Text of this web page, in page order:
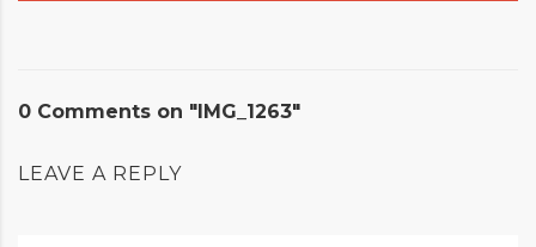
0 Comments on "IMG_1263"
LEAVE A REPLY